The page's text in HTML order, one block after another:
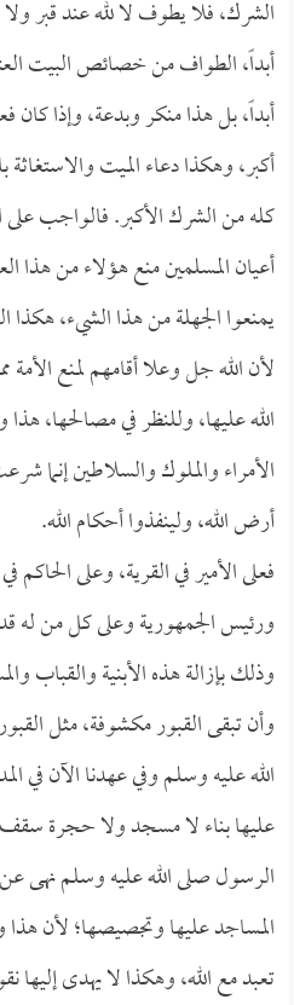
الشرك، فلا يطوف لا لله عند قبر
أبداً، الطواف من خصائص البيت
أبداً، بل هذا منكر وبدعة، وإذا
أكبر، وهكذا دعاء الميت والاستغاثة
كله من الشرك الأكبر. فالواجب
أعيان المسلمين منع هؤلاء من هذا
يمنعوا الجهلة من هذا الشيء،
لأن الله جل وعلا أقامهم لمنع
الله عليها، وللنظر في مصالحها،
الأمراء والملوك والسلاطين إنما
أرض الله، ولينفذوا أحكام الله.
فعلى الأمير في القرية، وعلى
ورئيس الجمهورية وعلى كل من له
وذلك بإزالة هذه الأبنية والقباب
وأن تبقى القبور مكشوفة، مثل
الله عليه وسلم وفي عهدنا الآن في
عليها بناء لا مسجد ولا حجرة
الرسول صلى الله عليه وسلم نهى عن
المساجد عليها وتجصيصها؛ لأن هذا
تعبد مع الله، وهكذا لا يهدى إليها